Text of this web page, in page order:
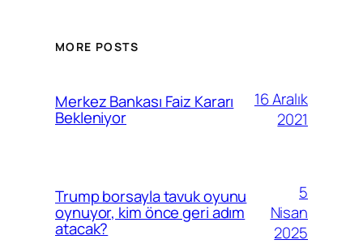
MORE POSTS
Merkez Bankası Faiz Kararı
Bekleniyor
16 Aralık
2021
Trump borsayla tavuk oyunu
oynuyor, kim önce geri adım
atacak?
5
Nisan
2025